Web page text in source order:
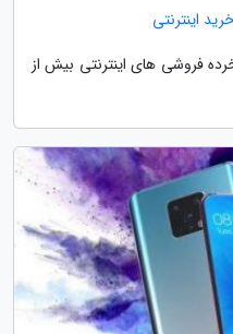
اینترنتی
فروشی های اینترنتی بیش از